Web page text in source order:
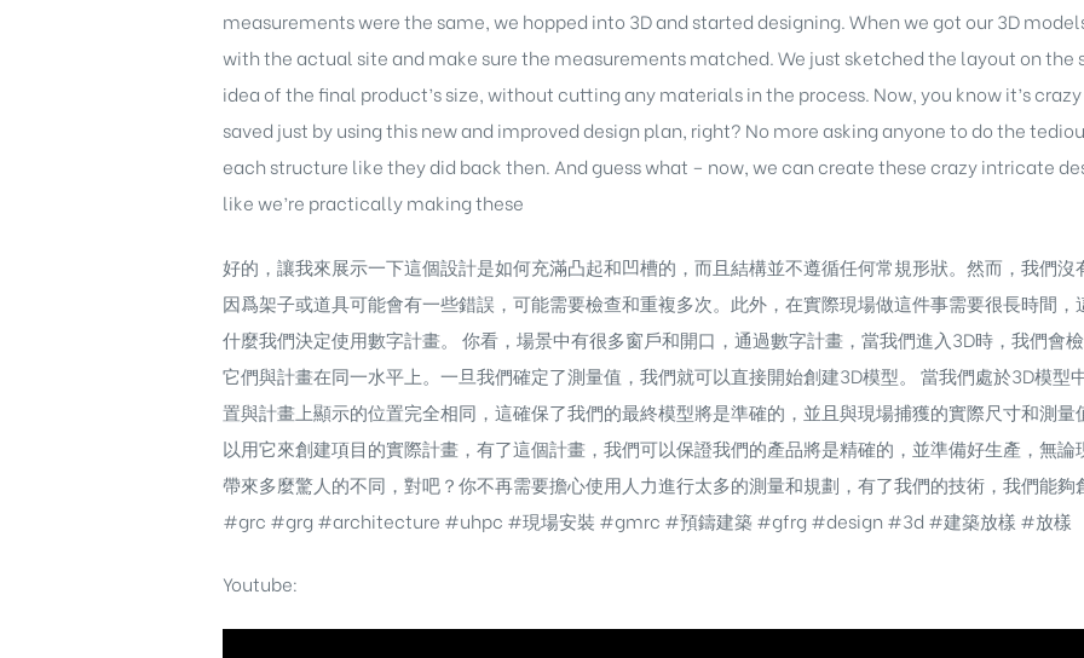
measurements were the same, we hopped into 3D and started designing. When we got our 3D
with the actual site and make sure the measurements matched. We just sketched the layout on the
idea of the final product’s size, without cutting any materials in the process. Now, you know it’s
saved just by using this new and improved design plan, right? No more asking anyone to do the
each structure like they did back then. And guess what – now, we can create these crazy intricate
like we’re practically making these
好的，讓我來展示一下這個設計是如何充滿凸起和凹槽的，而且結構並不遵循任何常規形狀。然而，我們
因爲架子或道具可能會有一些錯誤，可能需要檢查和重複多次。此外，在實際現場做這件事需要很長時間
什麼我們決定使用數字計畫。 你看，場景中有很多窗戶和開口，通過數字計畫，當我們進入3D時，我們會
它們與計畫在同一水平上。一旦我們確定了測量值，我們就可以直接開始創建3D模型。 當我們處於3D模型
置與計畫上顯示的位置完全相同，這確保了我們的最終模型將是準確的，並且與現場捕獲的實際尺寸和測
以用它來創建項目的實際計畫，有了這個計畫，我們可以保證我們的產品將是精確的，並準備好生產，無
帶來多麼驚人的不同，對吧？你不再需要擔心使用人力進行太多的測量和規劃，有了我們的技術，我們能
#grc #grg #architecture #uhpc #現場安裝 #gmrc #預鑄建築 #gfrg #design #3d #建築放樣 #放樣
Youtube: